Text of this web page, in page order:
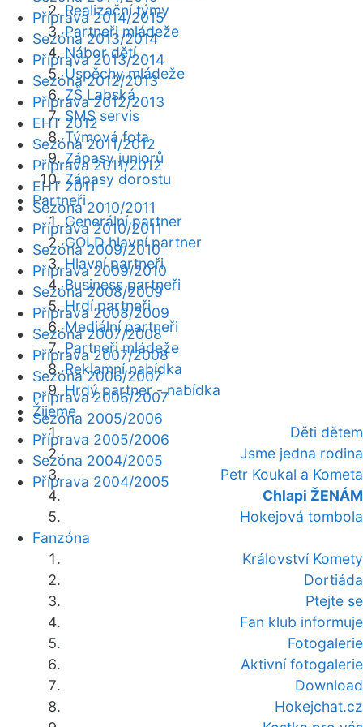
Realizační týmy
Partneři mládeže
Nábor dětí
Úspěchy mládeže
ZŠ Labská
SMS servis
Týmová fota
Zápasy juniorů
Zápasy dorostu
Partneři
Generální partner
GOLD hlavní partner
Hlavní partneři
Business partneři
Hrdí partneři
Mediální partneři
Partneři mládeže
Reklamní nabídka
Hrdý partner - nabídka
Žijeme
Děti dětem
Jsme jedna rodina
Petr Koukal a Kometa
Chlapi ŽENÁM
Hokejová tombola
Fanzóna
Království Komety
Dortiáda
Ptejte se
Fan klub informuje
Fotogalerie
Aktivní fotogalerie
Download
Hokejchat.cz
Příprava 2014/2015
Sezóna 2013/2014
Příprava 2013/2014
Sezóna 2012/2013
Příprava 2012/2013
EHT 2012
Sezóna 2011/2012
Příprava 2011/2012
EHT 2011
Sezóna 2010/2011
Příprava 2010/2011
Sezóna 2009/2010
Příprava 2009/2010
Sezóna 2008/2009
Příprava 2008/2009
Sezóna 2007/2008
Příprava 2007/2008
Sezóna 2006/2007
Příprava 2006/2007
Sezóna 2005/2006
Příprava 2005/2006
Sezóna 2004/2005
Příprava 2004/2005